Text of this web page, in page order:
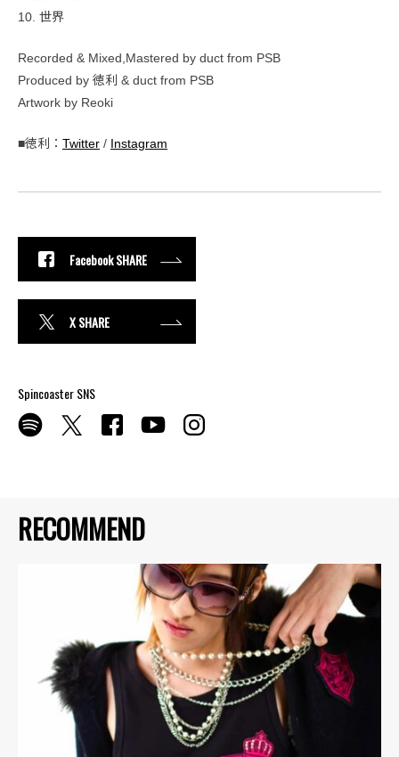
RECOMMEND
10. 世界
Recorded & Mixed,Mastered by duct from PSB
Produced by 徳利 & duct from PSB
Artwork by Reoki
■徳利： Twitter / Instagram
Facebook SHARE
X SHARE
Spincoaster SNS